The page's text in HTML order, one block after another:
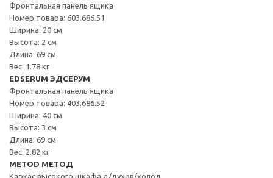
Фронтальная панель ящика
Номер товара: 603.686.51
Ширина: 20 см
Высота: 2 см
Длина: 69 см
Вес: 1.78 кг
EDSERUM ЭДСЕРУМ
Фронтальная панель ящика
Номер товара: 403.686.52
Ширина: 40 см
Высота: 3 см
Длина: 69 см
Вес: 2.82 кг
METOD МЕТОД
Каркас высокого шкафа д/духов/холод